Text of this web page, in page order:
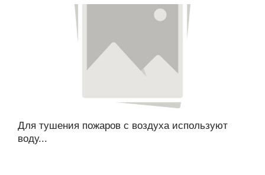
Для тушения пожаров с воздуха используют
воду...